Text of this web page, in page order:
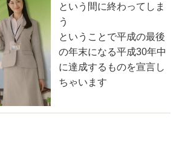
という間に終わってしま
う
ということで平成の最後
の年末になる平成30年中
に達成するものを宣言し
ちゃいます